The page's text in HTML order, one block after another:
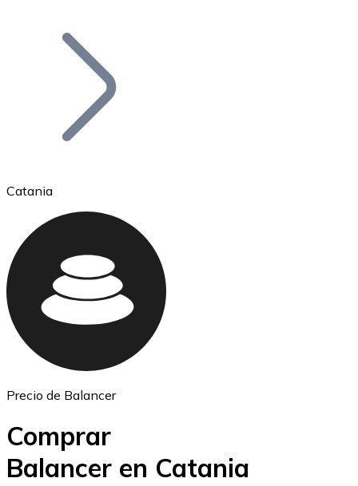
Bitcoin
Ethereum
ETH
Catania
Precio de Balancer
Comprar
Balancer en Catania